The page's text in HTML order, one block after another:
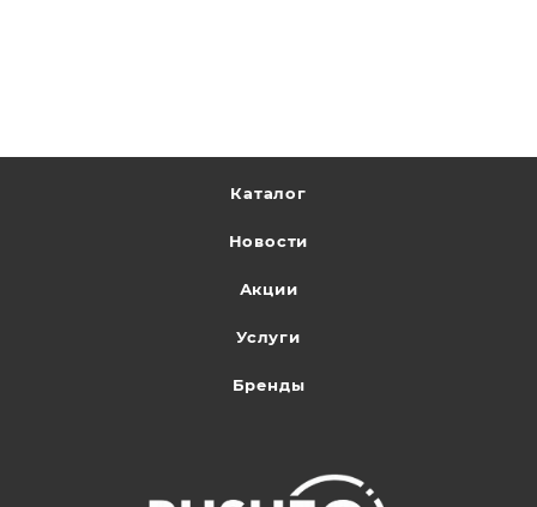
Каталог
Новости
Акции
Услуги
Бренды